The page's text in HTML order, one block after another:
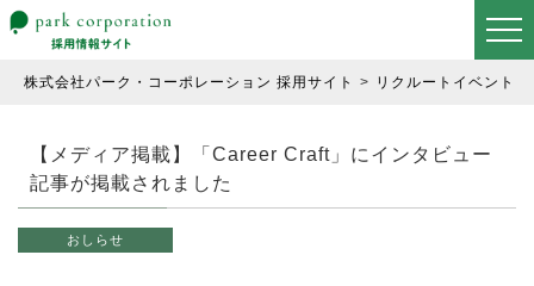
株式会社パーク・コーポレーション 採用サイト リクルートイベント
【メディア掲載】「Career Craft」にインタビュー
記事が掲載されました
おしらせ